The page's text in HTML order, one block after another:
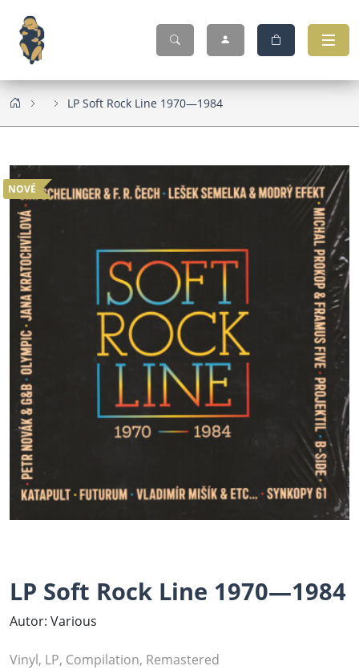
LP Soft Rock Line 1970—1984
NOVÉ
LP Soft Rock Line 1970—1984
Autor: Various
Vinyl, LP, Compilation, Remastered